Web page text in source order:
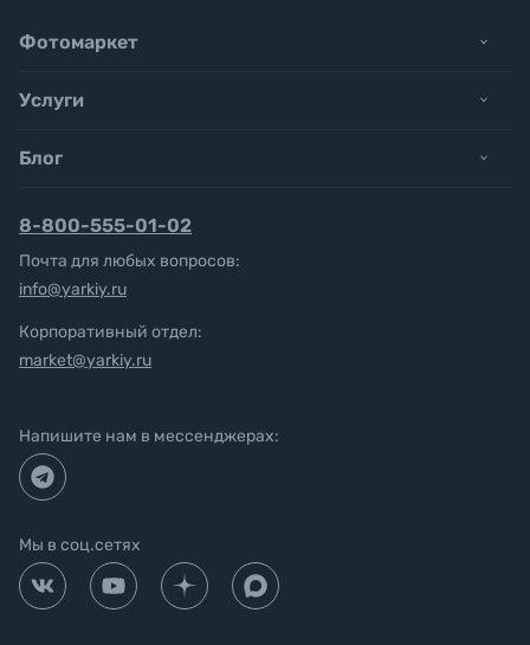
Фотомаркет
Услуги
Блог
8-800-555-01-02
Почта для любых вопросов:
info@yarkiy.ru
Корпоративный отдел:
market@yarkiy.ru
Напишите нам в мессенджерах:
Мы в соц.сетях